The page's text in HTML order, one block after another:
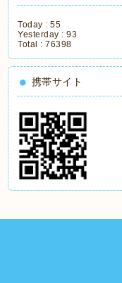
Today :55
Yesterday :93
Total :76398
携帯サイト